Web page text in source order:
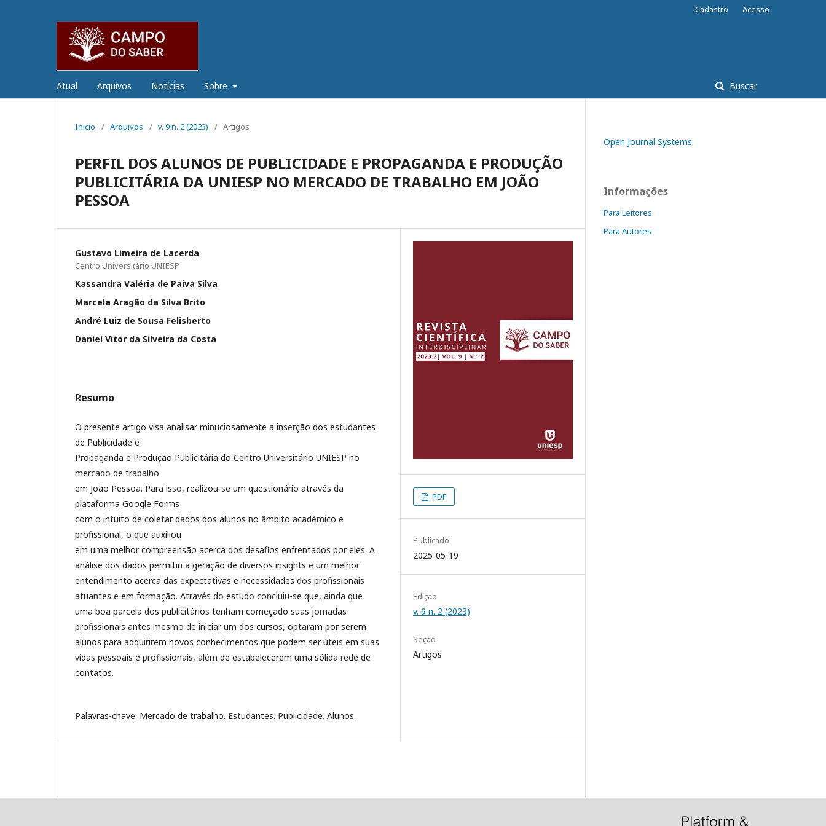
Atual Arquivos Notícias Sobre Buscar
Cadastro Acesso
Início / Arquivos / v. 9 n. 2 (2023) / Artigos
PERFIL DOS ALUNOS DE PUBLICIDADE E PROPAGANDA E PRODUÇÃO
PUBLICITÁRIA DA UNIESP NO MERCADO DE TRABALHO EM JOÃO
PESSOA
Gustavo Limeira de Lacerda
Centro Universitário UNIESP
Kassandra Valéria de Paiva Silva
Marcela Aragão da Silva Brito
André Luiz de Sousa Felisberto
Daniel Vitor da Silveira da Costa
Resumo
O presente artigo visa analisar minuciosamente a inserção dos estudantes
de Publicidade e
Propaganda e Produção Publicitária do Centro Universitário UNIESP no
mercado de trabalho
em João Pessoa. Para isso, realizou-se um questionário através da
plataforma Google Forms
com o intuito de coletar dados dos alunos no âmbito acadêmico e
profissional, o que auxiliou
em uma melhor compreensão acerca dos desafios enfrentados por eles. A
análise dos dados permitiu a geração de diversos insights e um melhor
entendimento acerca das expectativas e necessidades dos profissionais
atuantes e em formação. Através do estudo concluiu-se que, ainda que
uma boa parcela dos publicitários tenham começado suas jornadas
profissionais antes mesmo de iniciar um dos cursos, optaram por serem
alunos para adquirirem novos conhecimentos que podem ser úteis em suas
vidas pessoais e profissionais, além de estabelecerem uma sólida rede de
contatos.
Palavras-chave: Mercado de trabalho. Estudantes. Publicidade. Alunos.
PDF
Publicado
2025-05-19
Edição
v. 9 n. 2 (2023)
Seção
Artigos
Open Journal Systems
Informações
Para Leitores
Para Autores